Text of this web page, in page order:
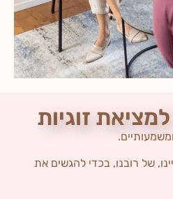
למציאת זוגיות
של רובנו, בכדי להגשים את